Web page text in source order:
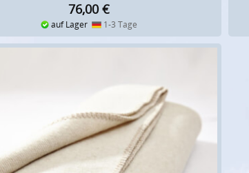
76,00 €
auf Lager 1-3 Tage